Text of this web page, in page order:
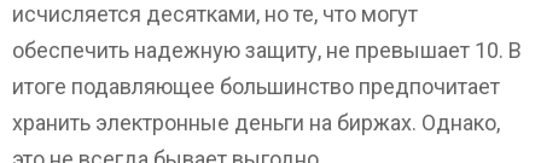
исчисляется десятками, но те, что могут
обеспечить надежную защиту, не превышает 10. В
итоге подавляющее большинство предпочитает
хранить электронные деньги на биржах. Однако,